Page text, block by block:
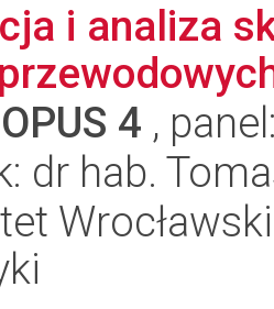
i analiza
OPUS 4 ,
dr hab.